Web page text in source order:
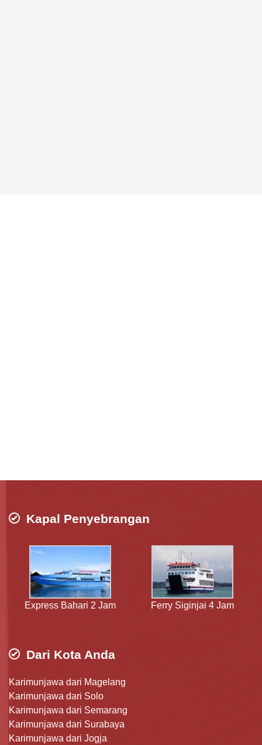
Kapal Penyebrangan
Express Bahari 2 Jam Ferry Siginjai 4 Jam
Dari Kota Anda
Karimunjawa dari Magelang
Karimunjawa dari Solo
Karimunjawa dari Semarang
Karimunjawa dari Surabaya
Karimunjawa dari Jogja